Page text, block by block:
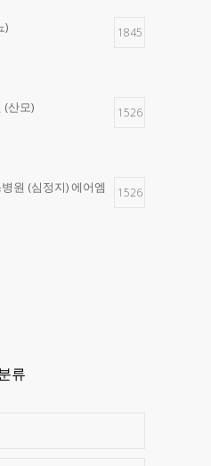
) 1845
(산모) 1526
원 (심정지) 에어엠
1526
류